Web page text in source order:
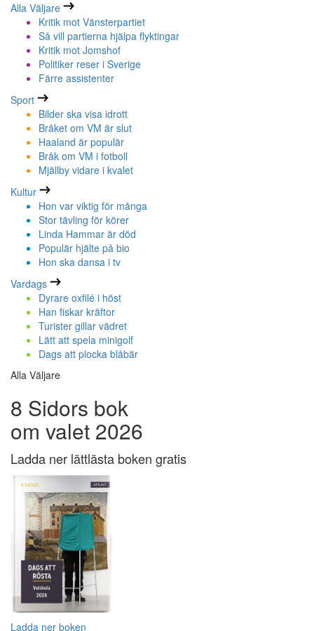
Alla Väljare
Kritik mot Vänsterpartiet
Så vill partierna hjälpa flyktingar
Kritik mot Jomshof
Politiker reser i Sverige
Färre assistenter
Sport
Bilder ska visa idrott
Bråket om VM är slut
Haaland är populär
Bråk om VM i fotboll
Mjällby vidare i kvalet
Kultur
Hon var viktig för många
Stor tävling för körer
Linda Hammar är död
Populär hjälte på bio
Hon ska dansa i tv
Vardags
Dyrare oxfilé i höst
Han fiskar kräftor
Turister gillar vädret
Lätt att spela minigolf
Dags att plocka blåbär
Alla Väljare
8 Sidors bok
om valet 2026
Ladda ner lättlästa boken gratis
Ladda ner boken